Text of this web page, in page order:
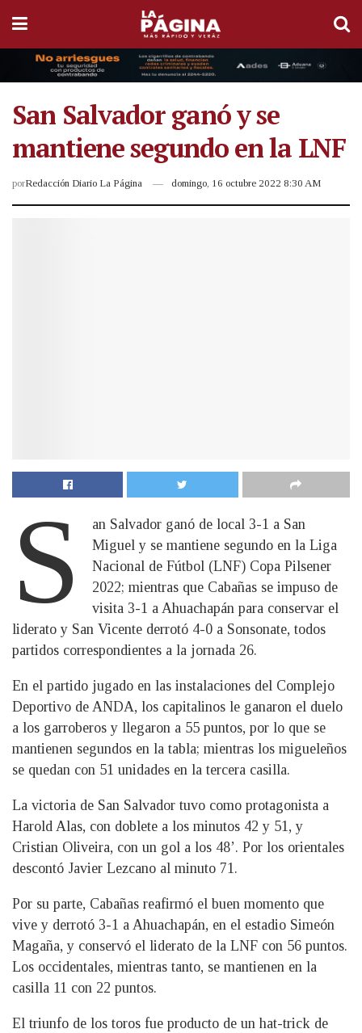
San Salvador ganó y se
mantiene segundo en la LNF
porRedacción Diario La Página domingo, 16 octubre 2022 8:30 AM
S
an Salvador ganó de local 3-1 a San
Miguel y se mantiene segundo en la Liga
Nacional de Fútbol (LNF) Copa Pilsener
2022; mientras que Cabañas se impuso de
visita 3-1 a Ahuachapán para conservar el
liderato y San Vicente derrotó 4-0 a Sonsonate, todos
partidos correspondientes a la jornada 26.
En el partido jugado en las instalaciones del Complejo
Deportivo de ANDA, los capitalinos le ganaron el duelo
a los garroberos y llegaron a 55 puntos, por lo que se
mantienen segundos en la tabla; mientras los migueleños
se quedan con 51 unidades en la tercera casilla.
La victoria de San Salvador tuvo como protagonista a
Harold Alas, con doblete a los minutos 42 y 51, y
Cristian Oliveira, con un gol a los 48’. Por los orientales
descontó Javier Lezcano al minuto 71.
Por su parte, Cabañas reafirmó el buen momento que
vive y derrotó 3-1 a Ahuachapán, en el estadio Simeón
Magaña, y conservó el liderato de la LNF con 56 puntos.
Los occidentales, mientras tanto, se mantienen en la
casilla 11 con 22 puntos.
El triunfo de los toros fue producto de un hat-trick de